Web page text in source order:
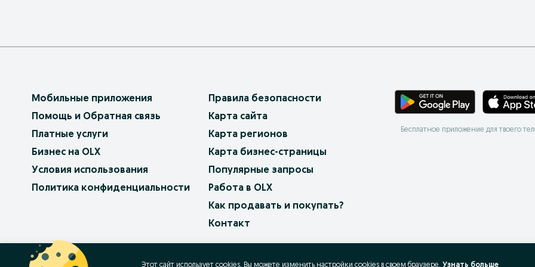
Мобильные приложения
Помощь и Обратная связь
Платные услуги
Бизнес на OLX
Условия использования
Политика конфиденциальности
Правила безопасности
Карта сайта
Карта регионов
Карта бизнес-страницы
Популярные запросы
Работа в OLX
Как продавать и покупать?
Контакт
Бесплатное приложение для твоего
OLX.bg
Этот сайт использует cookies. Вы можете изменить настройки cookies в своeм браузере. Узнать больше